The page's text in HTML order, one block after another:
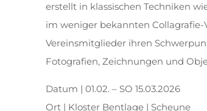
erstellt in klassischen Techniken
im weniger bekannten
Vereinsmitglieder ihren
Fotografien, Zeichnungen und
Datum | 01.02. – SO 15.03.2026
Ort | Kloster Bentlage | Scheune